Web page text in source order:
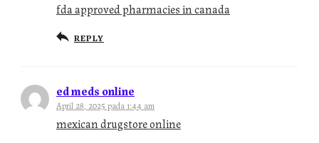
fda approved pharmacies in canada
REPLY
ed meds online
April 28, 2025 pada 1:44 am
mexican drugstore online